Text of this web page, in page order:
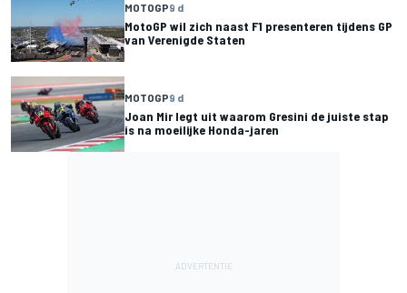
MOTOGP9 d
MotoGP wil zich naast F1 presenteren tijdens GP
van Verenigde Staten
MOTOGP9 d
Joan Mir legt uit waarom Gresini de juiste stap
is na moeilijke Honda-jaren